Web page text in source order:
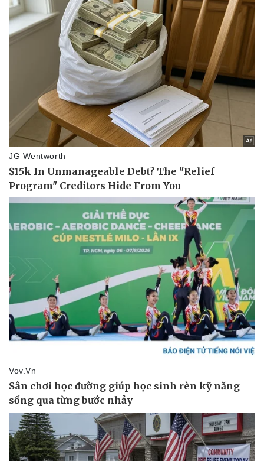
Bóng đá
Lịch thi đấu bóng đá
Thế giới thể thao
eSports
Hậu trường
Ô tô - Xe máy
Ô tô
Xe máy
Tư vấn